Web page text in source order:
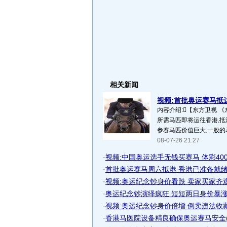
相关新闻
视频:首批奥运赛马抵
内容介绍:【东方卫视
所需马匹即将运往香港,
参赛马匹价值巨大,一般
08-07-26 21:27
·视频:中国奥运选手无钱买赛马 体彩
·首批奥运赛马周六抵港 香港已准备就
·视频:奥运纪念钞身价看跌 卖家买家齐
·奥运纪念钞演绎疯狂 短短两日身价暴
·视频:奥运纪念钞身价倍增 倒卖违法收
·香港马医院设备精良确保奥运赛马安